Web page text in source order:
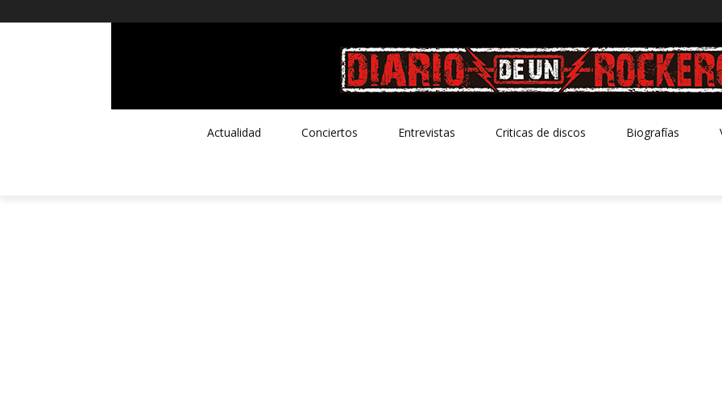
Actualidad Conciertos Entrevistas Criticas de discos Biografías